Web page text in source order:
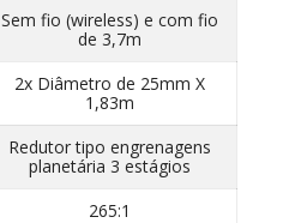
Sem fio (wireless) e com fio
de 3,7m
2x Diâmetro de 25mm X
1,83m
Redutor tipo engrenagens
planetária 3 estágios
265:1